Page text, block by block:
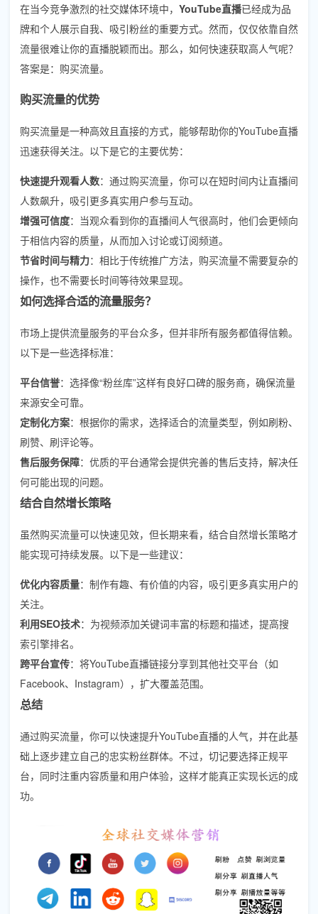
在当今竞争激烈的社交媒体环境中， YouTube直播已经成为品
牌和个人展示自我、吸引粉丝的重要方式。然而，仅仅依靠自然
流量很难让你的直播脱颖而出。那么，如何快速获取高人气呢？
答案是：购买流量。
购买流量的优势
购买流量是一种高效且直接的方式，能够帮助你的YouTube直播
迅速获得关注。以下是它的主要优势：
快速提升观看人数：通过购买流量，你可以在短时间内让直播间
人数飙升，吸引更多真实用户参与互动。
增强可信度：当观众看到你的直播间人气很高时，他们会更倾向
于相信内容的质量，从而加入讨论或订阅频道。
节省时间与精力：相比于传统推广方法，购买流量不需要复杂的
操作，也不需要长时间等待效果显现。
如何选择合适的流量服务？
市场上提供流量服务的平台众多，但并非所有服务都值得信赖。
以下是一些选择标准：
平台信誉：选择像“粉丝库”这样有良好口碑的服务商，确保流量
来源安全可靠。
定制化方案：根据你的需求，选择适合的流量类型，例如刷粉、
刷赞、刷评论等。
售后服务保障：优质的平台通常会提供完善的售后支持，解决任
何可能出现的问题。
结合自然增长策略
虽然购买流量可以快速见效，但长期来看，结合自然增长策略才
能实现可持续发展。以下是一些建议：
优化内容质量：制作有趣、有价值的内容，吸引更多真实用户的
关注。
利用SEO技术：为视频添加关键词丰富的标题和描述，提高搜
索引擎排名。
跨平台宣传：将YouTube直播链接分享到其他社交平台（如
Facebook、Instagram），扩大覆盖范围。
总结
通过购买流量，你可以快速提升YouTube直播的人气，并在此基
础上逐步建立自己的忠实粉丝群体。不过，切记要选择正规平
台，同时注重内容质量和用户体验，这样才能真正实现长远的成
功。